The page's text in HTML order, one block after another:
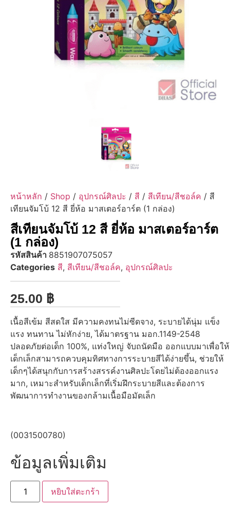
หน้าหลัก / Shop / อุปกรณ์ศิลปะ / สี / สีเทียน/สีชอล์ค / สี
เทียนจัมโบ้ 12 สี ยี่ห้อ มาสเตอร์อาร์ต (1 กล่อง)
สีเทียนจัมโบ้ 12 สี ยี่ห้อ มาสเตอร์อาร์ต
(1 กล่อง)
รหัสสินค้า 8851907075057
Categories สี, สีเทียน/สีชอล์ค, อุปกรณ์ศิลปะ
25.00 ฿
เนื้อสีเข้ม สีสดใส มีความคงทนไม่ซีดจาง, ระบายได้นุ่ม แข็ง
แรง ทนทาน ไม่หักง่าย, ได้มาตรฐาน มอก.1149-2548
ปลอดภัยต่อเด็ก 100%, แท่งใหญ่ จับถนัดมือ ออกแบบมาเพื่อให้
เด็กเล็กสามารถควบคุมทิศทางการระบายสีได้ง่ายขึ้น, ช่วยให้
เด็กๆได้สนุกกับการสร้างสรรค์งานศิลปะโดยไม่ต้องออกแรง
มาก, เหมาะสำหรับเด็กเล็กที่เริ่มฝึกระบายสีและต้องการ
พัฒนาการทำงานของกล้ามเนื้อมือมัดเล็ก
(0031500780)
ข้อมูลเพิ่มเติม
หยิบใส่ตะกร้า